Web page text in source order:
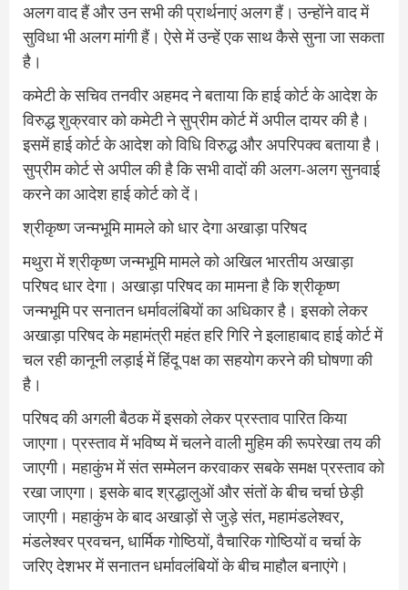
अलग वाद हैं और उन सभी की प्रार्थनाएं अलग हैं। उन्होंने वाद में
सुविधा भी अलग मांगी हैं। ऐसे में उन्हें एक साथ कैसे सुना जा सकता
है।
कमेटी के सचिव तनवीर अहमद ने बताया कि हाई कोर्ट के आदेश के
विरुद्ध शुक्रवार को कमेटी ने सुप्रीम कोर्ट में अपील दायर की है।
इसमें हाई कोर्ट के आदेश को विधि विरुद्ध और अपरिपक्व बताया है।
सुप्रीम कोर्ट से अपील की है कि सभी वादों की अलग-अलग सुनवाई
करने का आदेश हाई कोर्ट को दें।
श्रीकृष्ण जन्मभूमि मामले को धार देगा अखाड़ा परिषद
मथुरा में श्रीकृष्ण जन्मभूमि मामले को अखिल भारतीय अखाड़ा
परिषद धार देगा। अखाड़ा परिषद का मामना है कि श्रीकृष्ण
जन्मभूमि पर सनातन धर्मावलंबियों का अधिकार है। इसको लेकर
अखाड़ा परिषद के महामंत्री महंत हरि गिरि ने इलाहाबाद हाई कोर्ट में
चल रही कानूनी लड़ाई में हिंदू पक्ष का सहयोग करने की घोषणा की
है।
परिषद की अगली बैठक में इसको लेकर प्रस्ताव पारित किया
जाएगा। प्रस्ताव में भविष्य में चलने वाली मुहिम की रूपरेखा तय की
जाएगी। महाकुंभ में संत सम्मेलन करवाकर सबके समक्ष प्रस्ताव को
रखा जाएगा। इसके बाद श्रद्धालुओं और संतों के बीच चर्चा छेड़ी
जाएगी। महाकुंभ के बाद अखाड़ों से जुड़े संत, महामंडलेश्वर,
मंडलेश्वर प्रवचन, धार्मिक गोष्ठियों, वैचारिक गोष्ठियों व चर्चा के
जरिए देशभर में सनातन धर्मावलंबियों के बीच माहौल बनाएंगे।